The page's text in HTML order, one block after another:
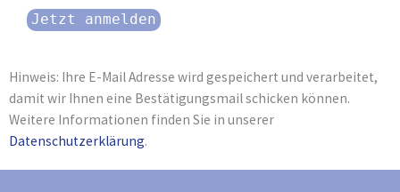
Hinweis: Ihre E-Mail Adresse wird gespeichert und verarbeitet,
damit wir Ihnen eine Bestätigungsmail schicken können.
Weitere Informationen finden Sie in unserer
Datenschutzerklärung.